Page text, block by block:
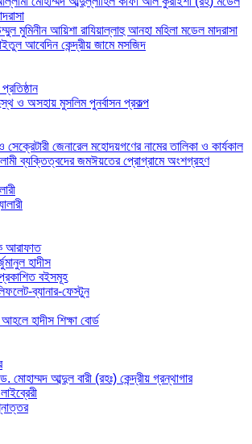
মুমিনীন আয়িশা রাযিয়াল্লাহু আনহা মহিলা মডেল মাদরাসা
আবেদিন কেন্দ্রীয় জামে মসজিদ
ও অসহায় মুসলিম পুনর্বাসন প্রকল্প
সেক্রেটারী জেনারেল মহোদয়গণের নামের তালিকা ও কার্যকাল
ব্যক্তিত্বদের জমঈয়তের প্রোগ্রামে অংশগ্রহণ
আরাফাত
হাদীস
বইসমূহ
ব্যানার-ফেস্টুন
আহলে হাদীস শিক্ষা বোর্ড
মোহাম্মদ আব্দুল বারী (রহঃ) কেন্দ্রীয় গ্রন্থাগার